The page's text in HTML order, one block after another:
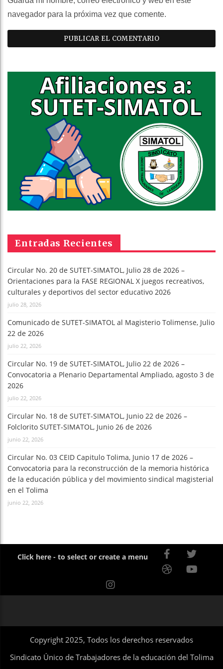
navegador para la próxima vez que comente.
Entradas Recientes
Circular No. 20 de SUTET-SIMATOL, Julio 28 de 2026 –
Orientaciones para la FASE REGIONAL X juegos recreativos,
culturales y deportivos del sector educativo 2026
julio 28, 2026
Comunicado de SUTET-SIMATOL al Magisterio Tolimense, Julio
22 de 2026
julio 22, 2026
Circular No. 19 de SUTET-SIMATOL, Julio 22 de 2026 –
Convocatoria a Plenario Departamental Ampliado, agosto 3 de
2026
julio 22, 2026
Circular No. 18 de SUTET-SIMATOL, Junio 22 de 2026 –
Folclorito SUTET-SIMATOL, Junio 26 de 2026
junio 22, 2026
Circular No. 03 CEID Capitulo Tolima, Junio 17 de 2026 –
Convocatoria para la reconstrucción de la memoria histórica
de la educación pública y del movimiento sindical magisterial
en el Tolima
junio 22, 2026
Click here - to select or create a menu
Copyright 2025, Todos los derechos reservados
Sindicato Único de Trabajadores de la educación del Tolima